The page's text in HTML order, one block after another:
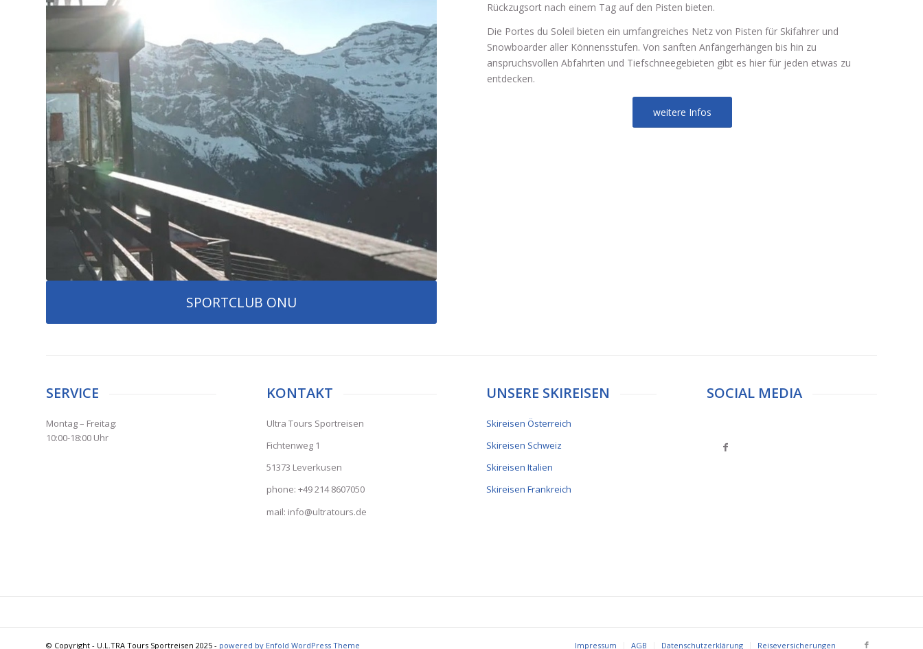
SPORTCLUB ONU
Rückzugsort nach einem Tag auf den Pisten bieten.
Die Portes du Soleil bieten ein umfangreiches Netz von Pisten für Skifahrer und
Snowboarder aller Könnensstufen. Von sanften Anfängerhängen bis hin zu
anspruchsvollen Abfahrten und Tiefschneegebieten gibt es hier für jeden etwas zu
entdecken.
weitere Infos
SERVICE
Montag – Freitag:
10:00-18:00 Uhr
KONTAKT
Ultra Tours Sportreisen
Fichtenweg 1
51373 Leverkusen
phone: +49 214 8607050
mail: info@ultratours.de
UNSERE SKIREISEN
Skireisen Österreich
Skireisen Schweiz
Skireisen Italien
Skireisen Frankreich
SOCIAL MEDIA
© Copyright - U.L.TRA Tours Sportreisen 2025 - powered by Enfold WordPress Theme Impressum AGB Datenschutzerklärung Reiseversicherungen